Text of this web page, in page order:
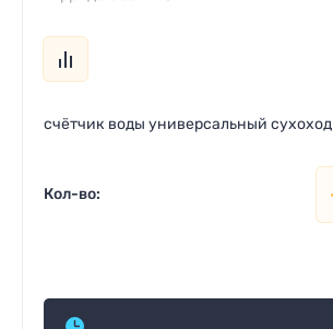
счётчик воды универсальный сухоход
Кол-во: